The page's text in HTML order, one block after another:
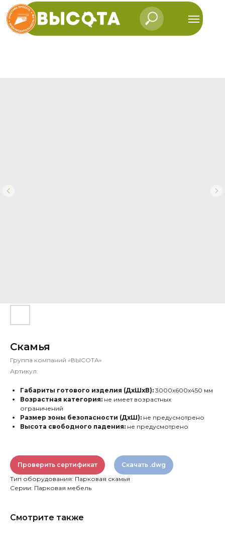
Скамья
Группа компаний «ВЫСОТА»
Артикул:
Габариты готового изделия (ДхШхВ): 3000х600х450 мм
Возрастная категория: не имеет возрастных
ограничений
Размер зоны безопасности (ДхШ): не предусмотрено
Высота свободного падения: не предусмотрено
Проверить сертификат
Скачать .dwg
Тип оборудования: Парковая скамья
Серии: Парковая мебель
Смотрите также